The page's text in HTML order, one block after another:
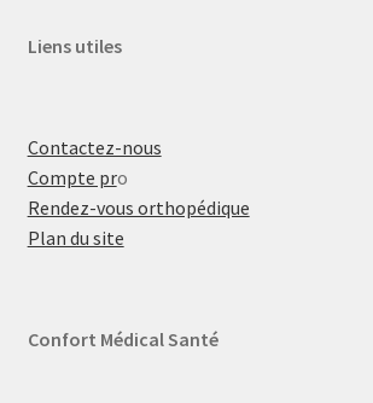
Liens utiles
Contactez-nous
Compte pro
Rendez-vous orthopédique
Plan du site
Confort Médical Santé